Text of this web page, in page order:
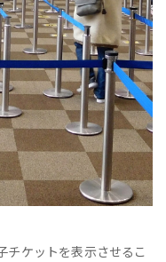
チケットを表示させるこ